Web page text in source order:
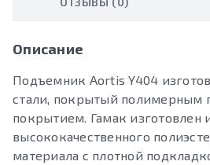
Описание
Подъемник Aortis Y404
стали, покрытый полимерным
покрытием. Гамак изготовлен
высококачественного
материала с плотной